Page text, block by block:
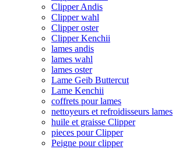
Clipper Andis
Clipper wahl
Clipper oster
Clipper Kenchii
lames andis
lames wahl
lames oster
Lame Geib Buttercut
Lame Kenchii
coffrets pour lames
nettoyeurs et refroidisseurs lames
huile et graisse Clipper
pieces pour Clipper
Peigne pour clipper